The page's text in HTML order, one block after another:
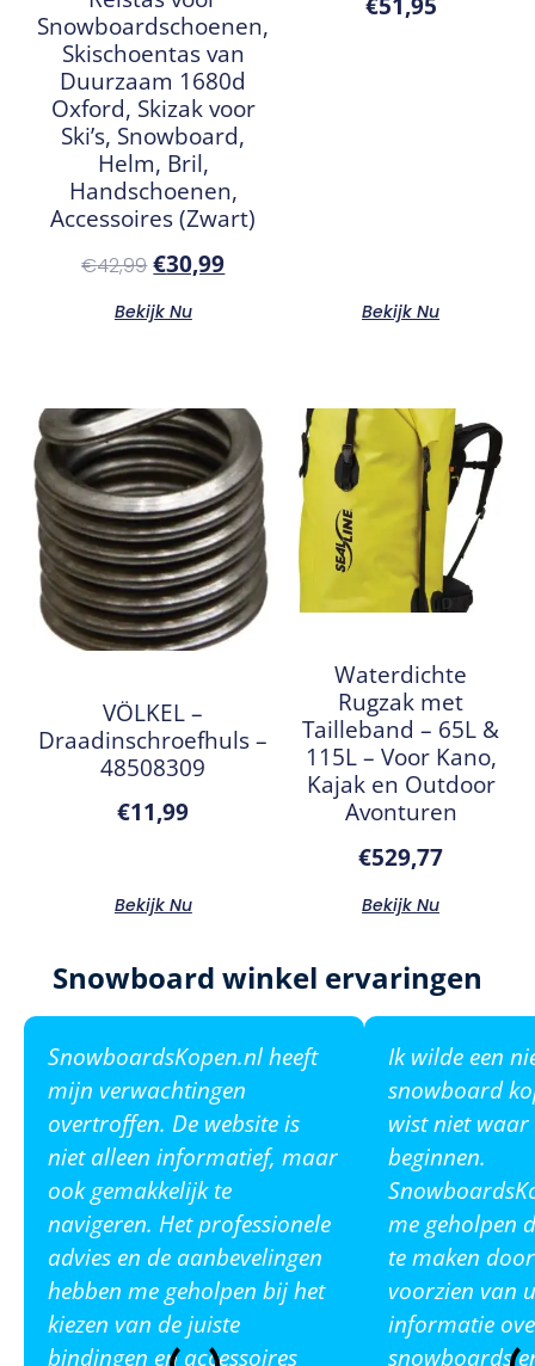
Snowboardschoenen,
Skischoentas van
Duurzaam 1680d
Oxford, Skizak voor
Ski’s, Snowboard,
Helm, Bril,
Handschoenen,
Accessoires (Zwart)
€42,99 €30,99
Bekijk Nu Bekijk Nu
VÖLKEL –
Draadinschroefhuls –
48508309
€11,99
Bekijk Nu
Waterdichte
Rugzak met
Tailleband – 65L &
115L – Voor Kano,
Kajak en Outdoor
Avonturen
€529,77
Bekijk Nu
Snowboard winkel ervaringen
SnowboardsKopen.nl heeft
mijn verwachtingen
overtroffen. De website is
niet alleen informatief, maar
ook gemakkelijk te
navigeren. Het professionele
advies en de aanbevelingen
hebben me geholpen bij het
kiezen van de juiste
bindingen en accessoires
Ik wilde een
snowboard
wist niet waar
beginnen.
me geholpen
te maken
voorzien van
informatie
snowboards